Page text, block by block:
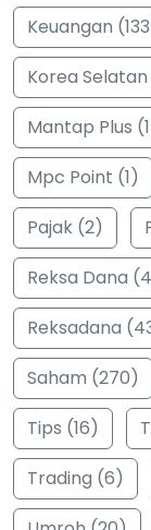
Keuangan
Korea
Mantap Plus
Mpc Point (1)
Pajak (2)
Reksa Dana
Reksadana
Saham (270)
Tips (16)
Trading (6)